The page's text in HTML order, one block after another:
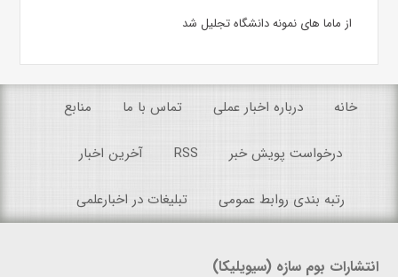
از ماما های نمونه دانشگاه تجلیل شد
خانه درباره اخبار عملی تماس با ما منابع
درخواست پویش خبر RSS آخرین اخبار
رتبه بندی روابط عمومی تبلیغات در اخبارعلمی
انتشارات بوم سازه (سیویلیکا)